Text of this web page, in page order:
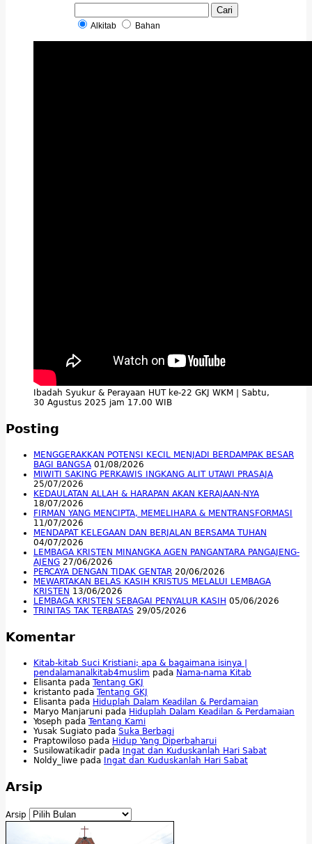
Alkitab Bahan
Ibadah Syukur & Perayaan HUT ke-22 GKJ WKM | Sabtu,
30 Agustus 2025 jam 17.00 WIB
Posting
MENGGERAKKAN POTENSI KECIL MENJADI BERDAMPAK BESAR
BAGI BANGSA 01/08/2026
MIWITI SAKING PERKAWIS INGKANG ALIT UTAWI PRASAJA
25/07/2026
KEDAULATAN ALLAH & HARAPAN AKAN KERAJAAN-NYA
18/07/2026
FIRMAN YANG MENCIPTA, MEMELIHARA & MENTRANSFORMASI
11/07/2026
MENDAPAT KELEGAAN DAN BERJALAN BERSAMA TUHAN
04/07/2026
LEMBAGA KRISTEN MINANGKA AGEN PANGANTARA PANGAJENG-
AJENG 27/06/2026
PERCAYA DENGAN TIDAK GENTAR 20/06/2026
MEWARTAKAN BELAS KASIH KRISTUS MELALUI LEMBAGA
KRISTEN 13/06/2026
LEMBAGA KRISTEN SEBAGAI PENYALUR KASIH 05/06/2026
TRINITAS TAK TERBATAS 29/05/2026
Komentar
Kitab-kitab Suci Kristiani; apa & bagaimana isinya |
pendalamanalkitab4muslim pada Nama-nama Kitab
Elisanta pada Tentang GKJ
kristanto pada Tentang GKJ
Elisanta pada Hiduplah Dalam Keadilan & Perdamaian
Maryo Manjaruni pada Hiduplah Dalam Keadilan & Perdamaian
Yoseph pada Tentang Kami
Yusak Sugiato pada Suka Berbagi
Praptowiloso pada Hidup Yang Diperbaharui
Susilowatikadir pada Ingat dan Kuduskanlah Hari Sabat
Noldy_liwe pada Ingat dan Kuduskanlah Hari Sabat
Arsip
Arsip